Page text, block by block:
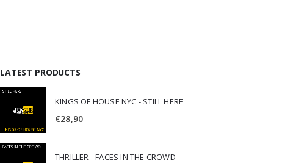
LATEST PRODUCTS
KINGS OF HOUSE NYC - STILL HERE
€28,90
THRILLER - FACES IN THE CROWD